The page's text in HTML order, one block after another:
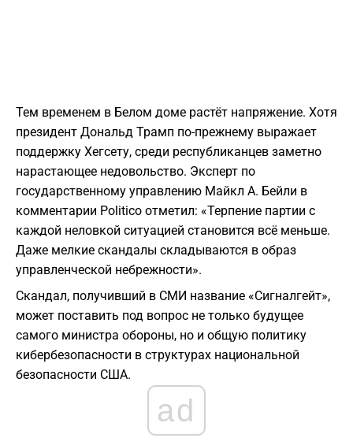
Тем временем в Белом доме растёт напряжение. Хотя
президент Дональд Трамп по-прежнему выражает
поддержку Хегсету, среди республиканцев заметно
нарастающее недовольство. Эксперт по
государственному управлению Майкл А. Бейли в
комментарии Politico отметил: «Терпение партии с
каждой неловкой ситуацией становится всё меньше.
Даже мелкие скандалы складываются в образ
управленческой небрежности».
Скандал, получивший в СМИ название «Сигналгейт»,
может поставить под вопрос не только будущее
самого министра обороны, но и общую политику
кибербезопасности в структурах национальной
безопасности США.
ad